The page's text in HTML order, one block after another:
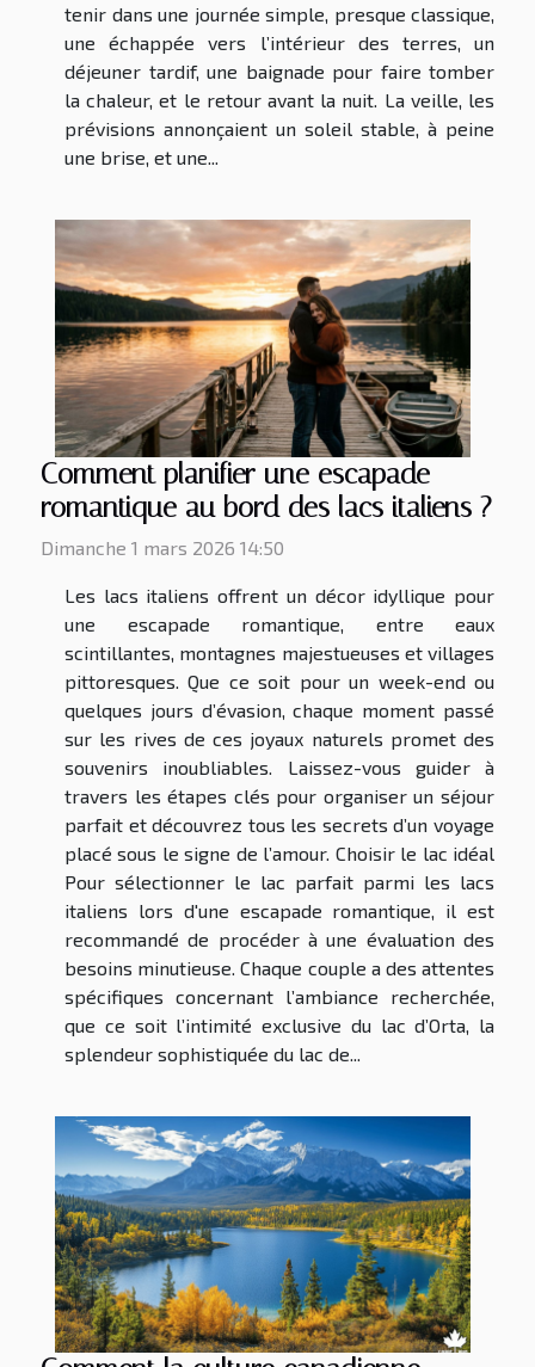
tenir dans une journée simple, presque classique,
une échappée vers l’intérieur des terres, un
déjeuner tardif, une baignade pour faire tomber
la chaleur, et le retour avant la nuit. La veille, les
prévisions annonçaient un soleil stable, à peine
une brise, et une...
Comment planifier une escapade
romantique au bord des lacs italiens ?
Dimanche 1 mars 2026 14:50
Les lacs italiens offrent un décor idyllique pour
une escapade romantique, entre eaux
scintillantes, montagnes majestueuses et villages
pittoresques. Que ce soit pour un week-end ou
quelques jours d’évasion, chaque moment passé
sur les rives de ces joyaux naturels promet des
souvenirs inoubliables. Laissez-vous guider à
travers les étapes clés pour organiser un séjour
parfait et découvrez tous les secrets d’un voyage
placé sous le signe de l’amour. Choisir le lac idéal
Pour sélectionner le lac parfait parmi les lacs
italiens lors d'une escapade romantique, il est
recommandé de procéder à une évaluation des
besoins minutieuse. Chaque couple a des attentes
spécifiques concernant l’ambiance recherchée,
que ce soit l’intimité exclusive du lac d’Orta, la
splendeur sophistiquée du lac de...